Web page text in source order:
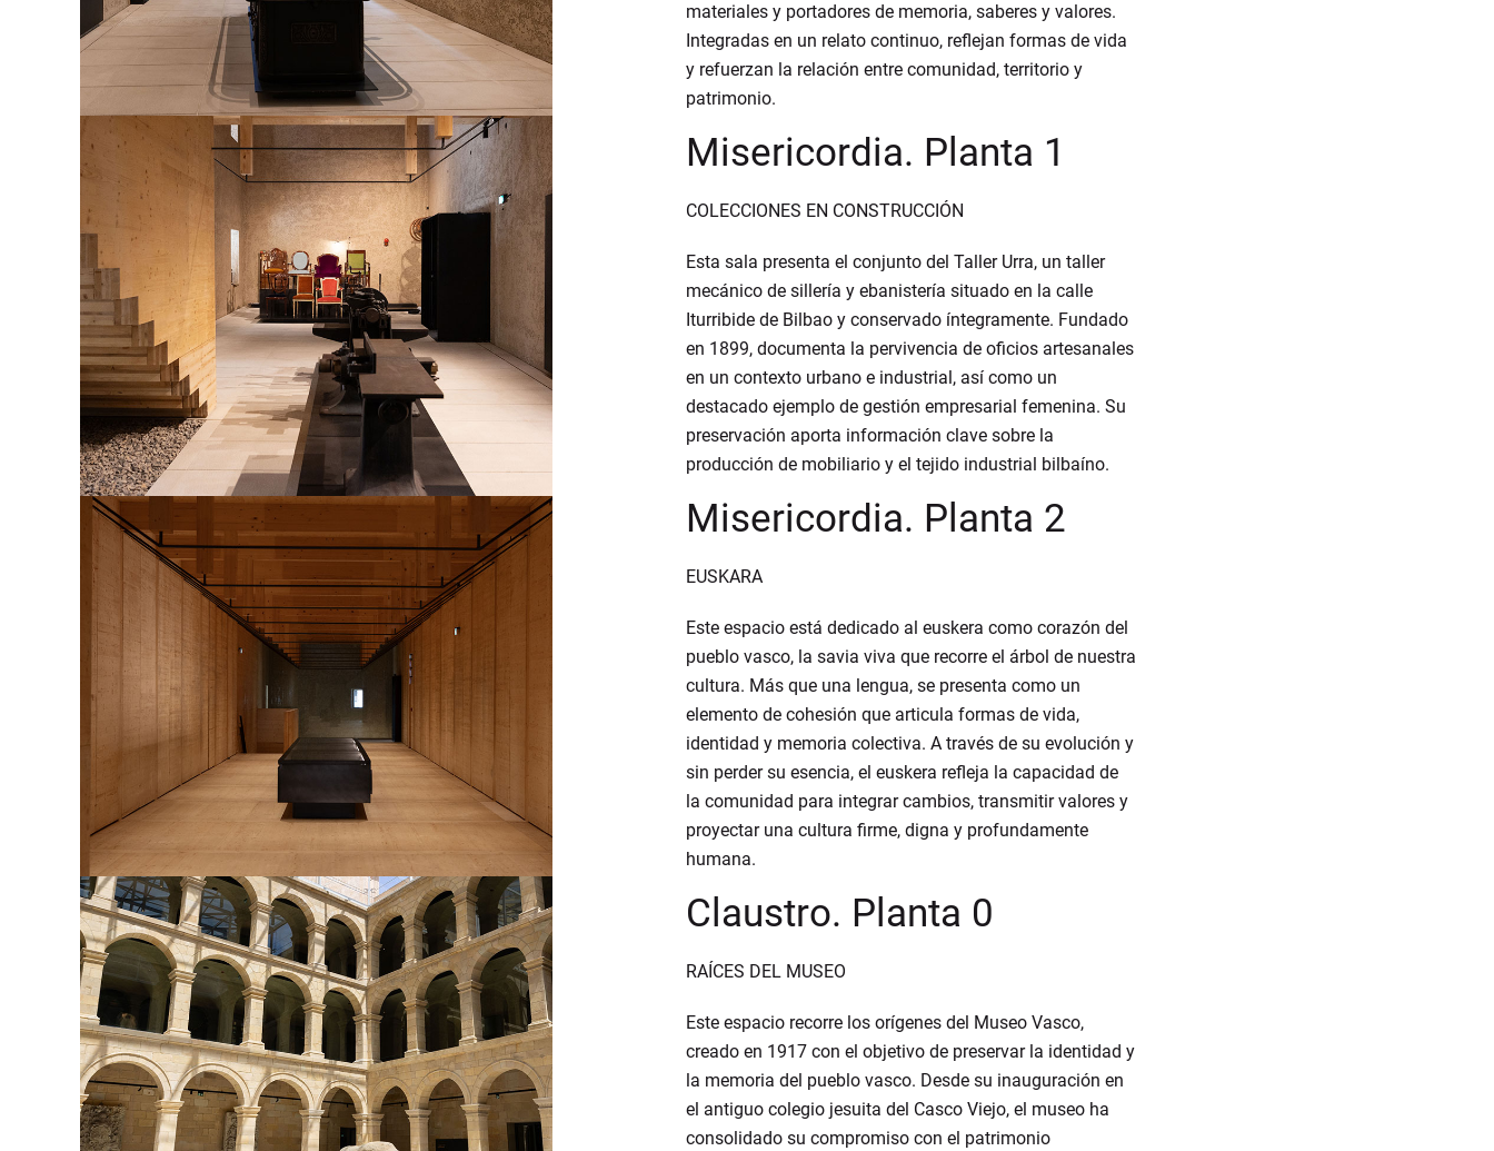
materiales y portadores de memoria, saberes y valores.
Integradas en un relato continuo, reflejan formas de vida
y refuerzan la relación entre comunidad, territorio y
patrimonio.
Misericordia. Planta 1
COLECCIONES EN CONSTRUCCIÓN
Esta sala presenta el conjunto del Taller Urra, un taller
mecánico de sillería y ebanistería situado en la calle
Iturribide de Bilbao y conservado íntegramente. Fundado
en 1899, documenta la pervivencia de oficios artesanales
en un contexto urbano e industrial, así como un
destacado ejemplo de gestión empresarial femenina. Su
preservación aporta información clave sobre la
producción de mobiliario y el tejido industrial bilbaíno.
Misericordia. Planta 2
EUSKARA
Este espacio está dedicado al euskera como corazón del
pueblo vasco, la savia viva que recorre el árbol de nuestra
cultura. Más que una lengua, se presenta como un
elemento de cohesión que articula formas de vida,
identidad y memoria colectiva. A través de su evolución y
sin perder su esencia, el euskera refleja la capacidad de
la comunidad para integrar cambios, transmitir valores y
proyectar una cultura firme, digna y profundamente
humana.
Claustro. Planta 0
RAÍCES DEL MUSEO
Este espacio recorre los orígenes del Museo Vasco,
creado en 1917 con el objetivo de preservar la identidad y
la memoria del pueblo vasco. Desde su inauguración en
el antiguo colegio jesuita del Casco Viejo, el museo ha
consolidado su compromiso con el patrimonio